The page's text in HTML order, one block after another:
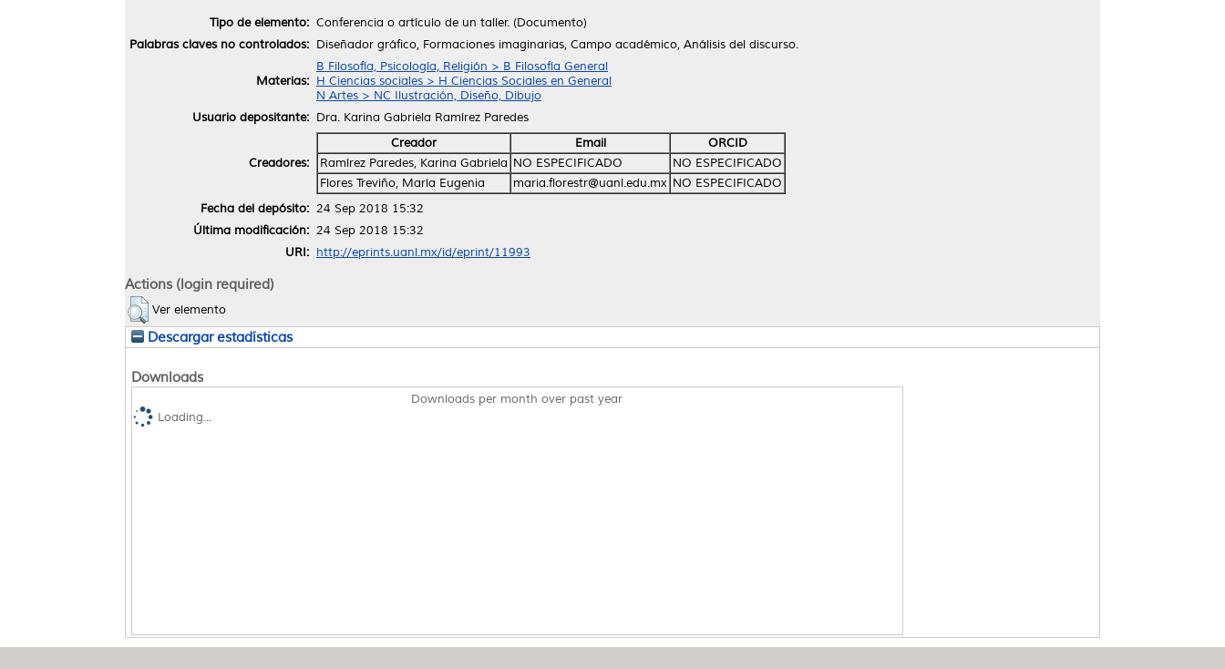
Tipo de elemento: Conferencia o artículo de un taller. (Documento)
Palabras claves no controlados: Diseñador gráfico, Formaciones imaginarias, Campo académico, Análisis del discurso.
Materias:
B Filosofía, Psicología, Religión > B Filosofía General
H Ciencias sociales > H Ciencias Sociales en General
N Artes > NC Ilustración, Diseño, Dibujo
Usuario depositante: Dra. Karina Gabriela Ramírez Paredes
Creadores:
Creador Email
ORCID
Ramírez Paredes, Karina Gabriela NO ESPECIFICADO
NO ESPECIFICADO
Flores Treviño, María Eugenia
maria.florestr@uanl.edu.mx NO ESPECIFICADO
Fecha del depósito: 24 Sep 2018 15:32
Última modificación: 24 Sep 2018 15:32
URI: http://eprints.uanl.mx/id/eprint/11993
Actions (login required)
Ver elemento
Descargar estadísticas
Downloads
Downloads per month over past year
Loading...